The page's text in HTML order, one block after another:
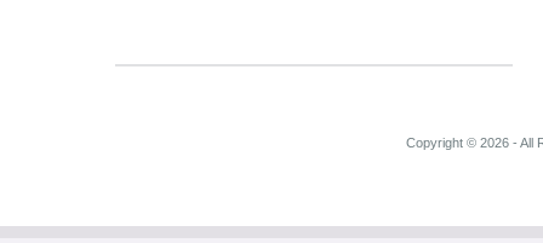
Copyright © 2026 - All